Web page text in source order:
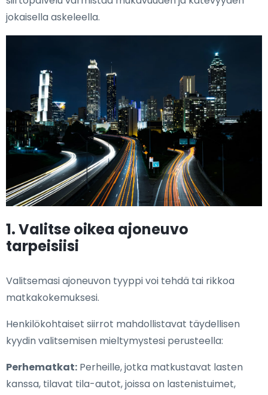
jokaisella askeleella.
1. Valitse oikea ajoneuvo
tarpeisiisi
Valitsemasi ajoneuvon tyyppi voi tehdä tai rikkoa
matkakokemuksesi.
Henkilökohtaiset siirrot mahdollistavat täydellisen
kyydin valitsemisen mieltymystesi perusteella:
Perhematkat: Perheille, jotka matkustavat lasten
kanssa, tilavat tila-autot, joissa on lastenistuimet,